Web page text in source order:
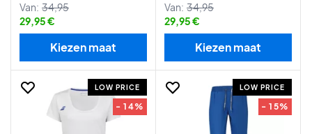
Van: 34,95
29,95 €
Kiezen maat
Van: 34,95
29,95 €
Kiezen maat
LOW PRICE
- 14%
LOW PRICE
- 15%